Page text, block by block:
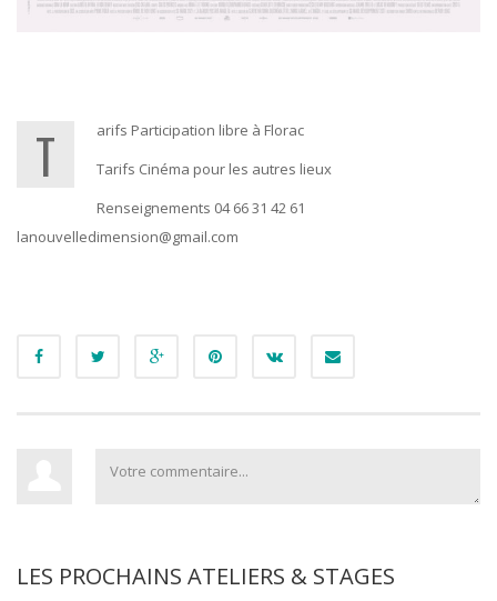
Tarifs Participation libre à Florac
Tarifs Cinéma pour les autres lieux
Renseignements 04 66 31 42 61
lanouvelledimension@gmail.com
LES PROCHAINS ATELIERS & STAGES